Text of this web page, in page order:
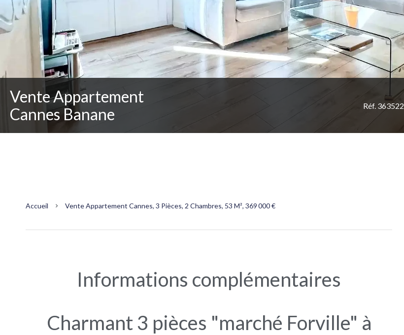
Vente Appartement
Cannes Banane
Réf. 363522
Accueil Vente Appartement Cannes, 3 Pièces, 2 Chambres, 53 M², 369 000 €
Informations complémentaires
Charmant 3 pièces "marché Forville" à